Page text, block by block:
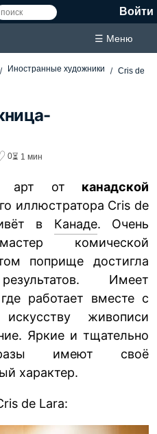
Войти
☰ Меню
Иностранные художники
Cris de
0⏳ 1 мин
арт от канадской
иллюстратора Cris de
в Канаде. Очень
комической
поприще достигла
Имеет
работает вместе с
живописи
Яркие и тщательно
имеют своё
характер.
de Lara: